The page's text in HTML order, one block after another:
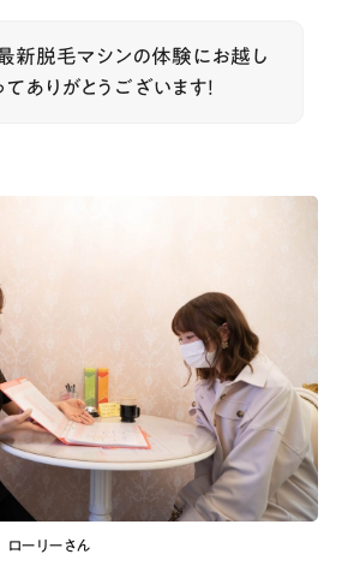
新脱毛マシンの体験にお越し
てありがとうございます！
ローリーさん